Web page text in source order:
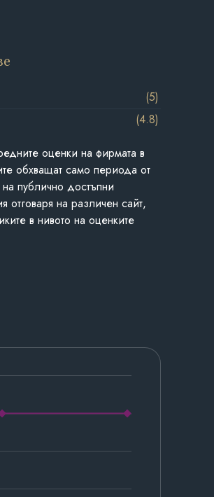
(5)
(4.8)
оценки на фирмата в
обхващат само периода от
публично достъпни
отговаря на различен сайт,
в нивото на оценките